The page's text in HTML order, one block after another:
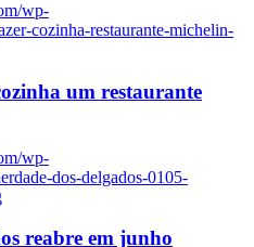
wp-
cozinha-restaurante-michelin-
um restaurante
wp-
dos-delgados-0105-
reabre em junho